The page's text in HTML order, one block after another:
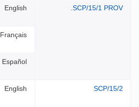
SCP/15/1 PROV.
English
Français
Español
SCP/15/2
English